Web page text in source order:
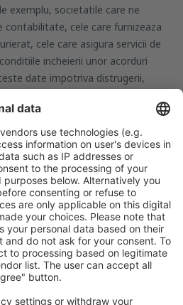
exemplu, societatile care ne
contabilitate, cele care furnizeaza
cele care asigura servicii de
incheierii unor acorduri
date impotriva distrugerii,
caracter personal in
in temeiul prezentului acord vor
si in afara UE) numai dacă
pentru prestarea serviciului si cu
protectie adecvat al datelor cu
personale
date nu mai sunt necesare
cand Dvs. va retrageti